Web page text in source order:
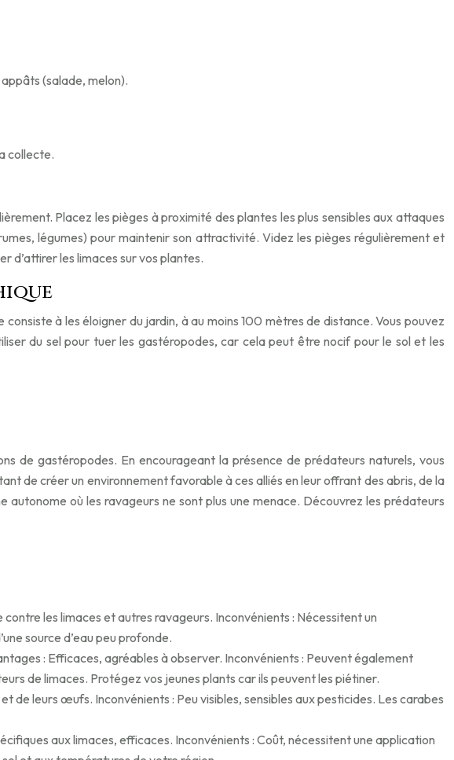
(salade, melon).
collecte.
Placez les pièges à proximité des plantes les plus sensibles aux attaques
légumes) pour maintenir son attractivité. Videz les pièges régulièrement et
d’attirer les limaces sur vos plantes.
à les éloigner du jardin, à au moins 100 mètres de distance. Vous pouvez
du sel pour tuer les gastéropodes, car cela peut être nocif pour le sol et les
de gastéropodes. En encourageant la présence de prédateurs naturels, vous
de créer un environnement favorable à ces alliés en leur offrant des abris, de la
où les ravageurs ne sont plus une menace. Découvrez les prédateurs
les limaces et autres ravageurs. Inconvénients : Nécessitent un
source d’eau peu profonde.
: Efficaces, agréables à observer. Inconvénients : Peuvent également
de limaces. Protégez vos jeunes plants car ils peuvent les piétiner.
de leurs œufs. Inconvénients : Peu visibles, sensibles aux pesticides. Les carabes
aux limaces, efficaces. Inconvénients : Coût, nécessitent une application